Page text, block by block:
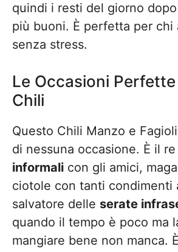
quindi i resti del giorno
più buoni. È perfetta per chi
senza stress.
Le Occasioni
Chili
Questo Chili Manzo e
di nessuna occasione. È il
informali con gli amici,
ciotole con tanti condimenti
salvatore delle serate
quando il tempo è poco ma
mangiare bene non manca.